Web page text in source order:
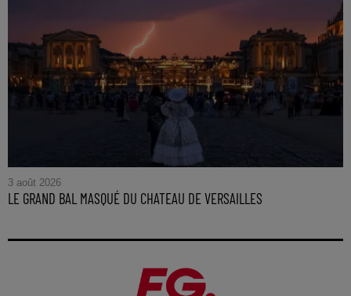
3 août 2026
LE GRAND BAL MASQUÉ DU CHATEAU DE VERSAILLES